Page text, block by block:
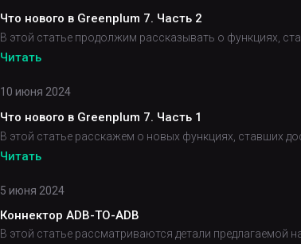
Что нового в Greenplum 7. Часть 2
В этой статье продолжим рассказывать о функциях,
Читать
10 июня 2024
Что нового в Greenplum 7. Часть 1
В этой статье расскажем о новых функциях, ставших
Читать
5 июня 2024
Коннектор ADB-TO-ADB
В этой статье рассматриваются детали предлагаемой